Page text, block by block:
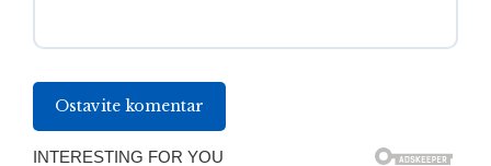
Ostavite komentar